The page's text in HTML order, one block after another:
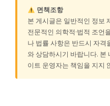
면책조항
본 게시글은 일반적인 정보
전문적인 의학적·법적 조언
나 법률 사항은 반드시 자격
와 상담하시기 바랍니다. 본
이트 운영자는 책임을 지지